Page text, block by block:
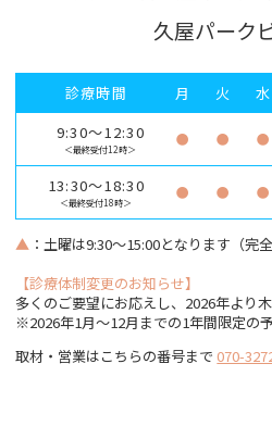
久屋パーク
診療時間 月 火 水
9:30～12:30
＜最終受付12時＞
● ● ●
13:30～18:30
＜最終受付18時＞
● ● ●
▲ ：土曜は9:30～15:00となります（完全
【診療体制変更のお知らせ】
多くのご要望にお応えし、2026年より
※2026年1月〜12月までの1年間限定の予
取材・営業はこちらの番号まで 070-